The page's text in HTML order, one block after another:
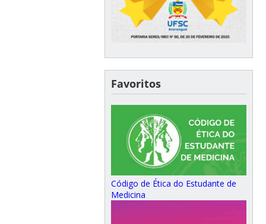
Favoritos
Código de Ética do Estudante de
Medicina